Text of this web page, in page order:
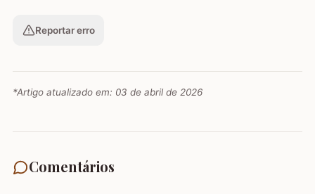
Reportar erro
*Artigo atualizado em: 03 de abril de 2026
Comentários